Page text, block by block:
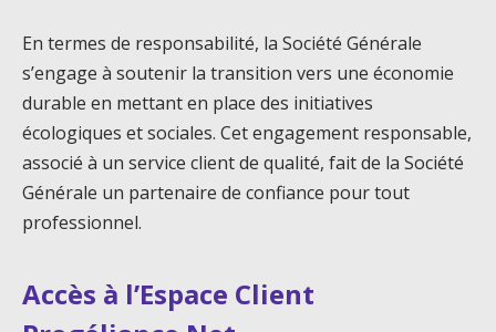
En termes de responsabilité, la Société Générale
s’engage à soutenir la transition vers une économie
durable en mettant en place des initiatives
écologiques et sociales. Cet engagement responsable,
associé à un service client de qualité, fait de la Société
Générale un partenaire de confiance pour tout
professionnel.
Accès à l’Espace Client